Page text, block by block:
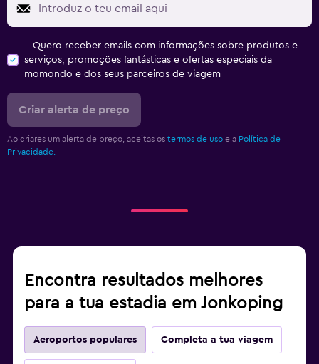
Quero receber emails com informações sobre produtos e
serviços, promoções fantásticas e ofertas especiais da
momondo e dos seus parceiros de viagem
Criar alerta de preço
Ao criares um alerta de preço, aceitas os termos de uso e a Política de
Privacidade.
Encontra resultados melhores
para a tua estadia em Jonkoping
Aeroportos populares Completa a tua viagem